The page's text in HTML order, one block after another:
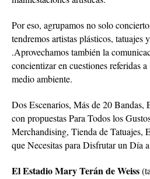
tendremos artistas plásticos, tatuajes
.Aprovechamos también la
concientizar en cuestiones referidas
medio ambiente.
con propuestas Para Todos los
Merchandising, Tienda de Tatuajes,
que Necesitas para Disfrutar un Día
antiguo nombre Estadio Parque